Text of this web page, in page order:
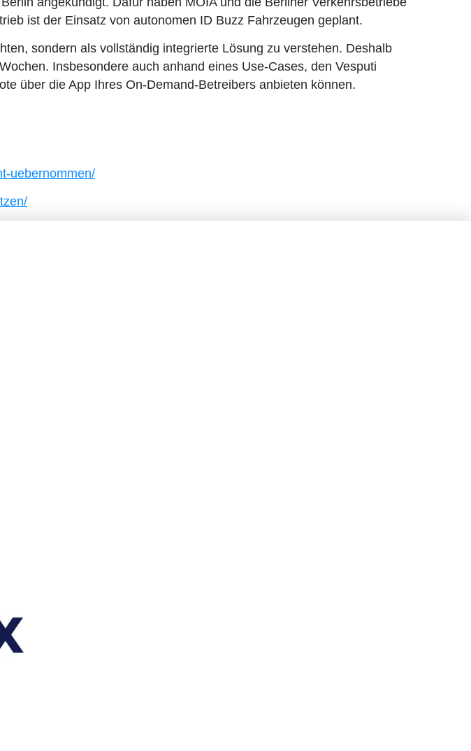
ist der Einsatz von autonomen ID Buzz Fahrzeugen geplant.
sondern als vollständig integrierte Lösung zu verstehen. Deshalb
Insbesondere auch anhand eines Use-Cases, den Vesputi
über die App Ihres On-Demand-Betreibers anbieten können.
uebernommen/